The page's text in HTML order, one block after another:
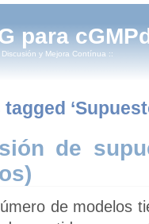
para
y Mejora Contínua ::
de
de modelos